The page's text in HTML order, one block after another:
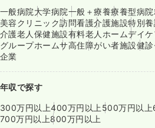
一般病院大学病院一般＋療養療養型病院
美容クリニック訪問看護介護施設特別
介護老人保健施設有料老人ホームデイ
グループホームサ高住障がい者施設健
企業
年収で探す
300万円以上400万円以上 500万円以上
700万円以上800万円以上